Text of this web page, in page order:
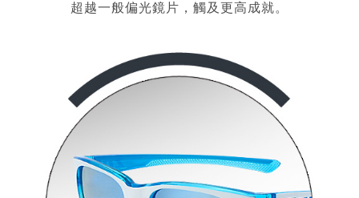
超越一般偏光鏡片，觸及更高成就。